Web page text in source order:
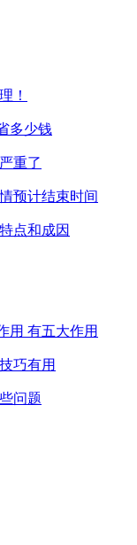
！
多少钱
重了
预计结束时间
点和成因
用 有五大作用
巧有用
问题